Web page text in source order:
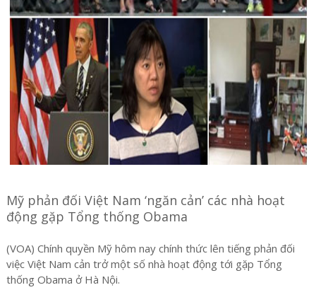
Mỹ phản đối Việt Nam ‘ngăn cản’ các nhà hoạt
động gặp Tổng thống Obama
(VOA) Chính quyền Mỹ hôm nay chính thức lên tiếng phản đối
việc Việt Nam cản trở một số nhà hoạt động tới gặp Tổng
thống Obama ở Hà Nội.